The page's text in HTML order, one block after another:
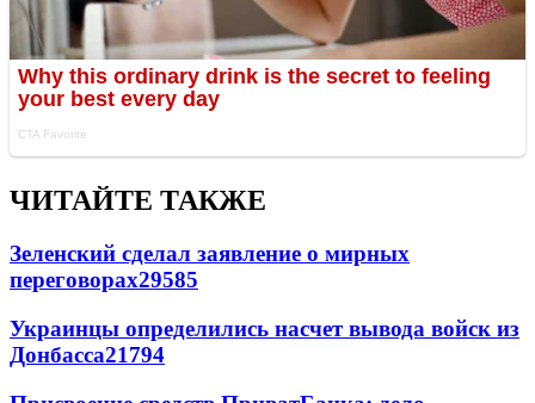
ЧИТАЙТЕ ТАКЖЕ
Зеленский сделал заявление о мирных
переговорах29585
Украинцы определились насчет вывода войск из
Донбасса21794